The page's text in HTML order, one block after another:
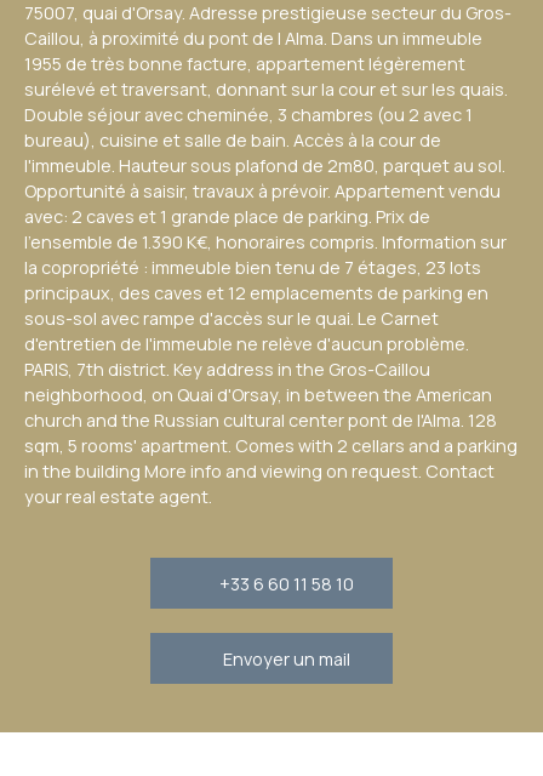
75007, quai d'Orsay. Adresse prestigieuse secteur du Gros-
Caillou, à proximité du pont de l Alma. Dans un immeuble
1955 de très bonne facture, appartement légèrement
surélevé et traversant, donnant sur la cour et sur les quais.
Double séjour avec cheminée, 3 chambres (ou 2 avec 1
bureau), cuisine et salle de bain. Accès à la cour de
l'immeuble. Hauteur sous plafond de 2m80, parquet au sol.
Opportunité à saisir, travaux à prévoir. Appartement vendu
avec: 2 caves et 1 grande place de parking. Prix de
l'ensemble de 1.390 K€, honoraires compris. Information sur
la copropriété : immeuble bien tenu de 7 étages, 23 lots
principaux, des caves et 12 emplacements de parking en
sous-sol avec rampe d'accès sur le quai. Le Carnet
d'entretien de l'immeuble ne relève d'aucun problème.
PARIS, 7th district. Key address in the Gros-Caillou
neighborhood, on Quai d'Orsay, in between the American
church and the Russian cultural center pont de l'Alma. 128
sqm, 5 rooms' apartment. Comes with 2 cellars and a parking
in the building More info and viewing on request. Contact
your real estate agent.
+33 6 60 11 58 10
Envoyer un mail